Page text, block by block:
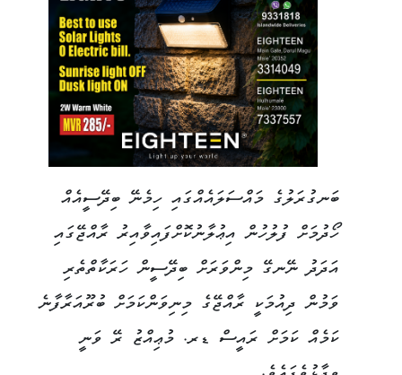
ބަނގުރަލުގެ މައްސަލައެއްގައި ހިމެނޭ ބިދޭސީއެއް
ހޯދުމަށް ފުލުހުން އިޢުލާނުކޮށްފައިވާއިރު ރާއްޖޭގައި
އަދަދު ނޭނގޭ މިންވަރަށް ބިދޭސީން ހަރަކާތްތެރި
ވަމުން ދިއުމަކީ ރާއްޖޭގެ މިނިވަންކަމަށް ބުރޫއަރާފާނެ
ކަމެއް ކަމަށް ރައީސް ޑރ. މުޢިއްޒު ރޭ ވަނީ